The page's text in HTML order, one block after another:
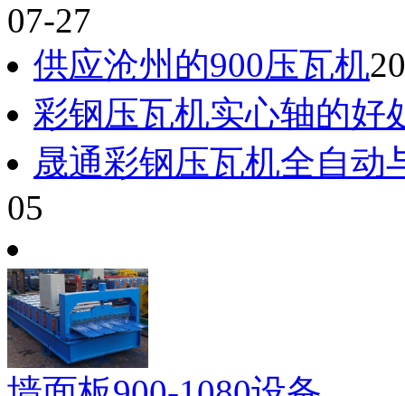
07-27
供应沧州的900压瓦机
彩钢压瓦机实心轴的好
晟通彩钢压瓦机全自动
05